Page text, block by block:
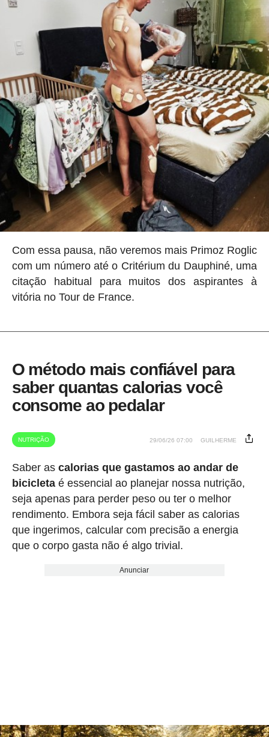
Com essa pausa, não veremos mais Primoz Roglic
com um número até o Critérium du Dauphiné, uma
citação habitual para muitos dos aspirantes à
vitória no Tour de France.
O método mais confiável para
saber quantas calorias você
consome ao pedalar
NUTRIÇÃO 29/06/26 07:00 GUILHERME
Saber as calorias que gastamos ao andar de
bicicletaé essencial ao planejar nossa nutrição,
seja apenas para perder peso ou ter o melhor
rendimento. Embora seja fácil saber as calorias
que ingerimos, calcular com precisão a energia
que o corpo gasta não é algo trivial.
Anunciar